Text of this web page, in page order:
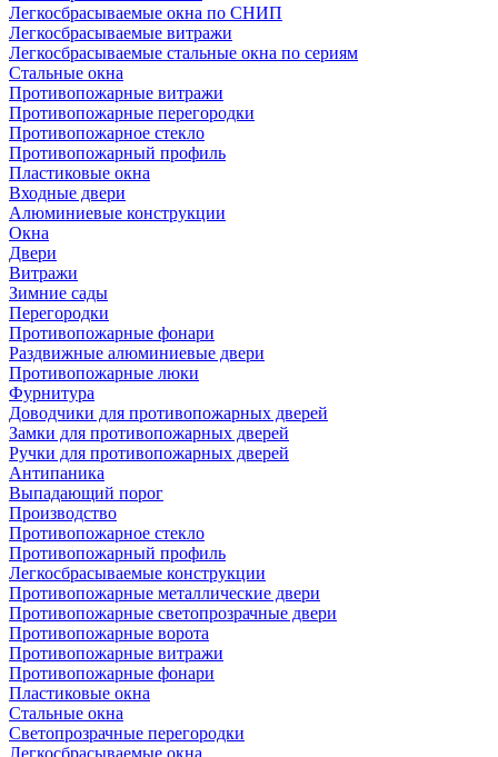
Легкосбрасываемые окна по СНИП
Легкосбрасываемые витражи
Легкосбрасываемые стальные окна по сериям
Стальные окна
Противопожарные витражи
Противопожарные перегородки
Противопожарное стекло
Противопожарный профиль
Пластиковые окна
Входные двери
Алюминиевые конструкции
Окна
Двери
Витражи
Зимние сады
Перегородки
Противопожарные фонари
Раздвижные алюминиевые двери
Противопожарные люки
Фурнитура
Доводчики для противопожарных дверей
Замки для противопожарных дверей
Ручки для противопожарных дверей
Антипаника
Выпадающий порог
Производство
Противопожарное стекло
Противопожарный профиль
Легкосбрасываемые конструкции
Противопожарные металлические двери
Противопожарные светопрозрачные двери
Противопожарные ворота
Противопожарные витражи
Противопожарные фонари
Пластиковые окна
Стальные окна
Светопрозрачные перегородки
Легкосбрасываемые окна